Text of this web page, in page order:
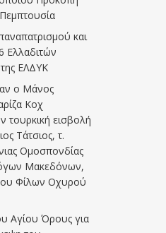
και
Ελλαδιτών
ΕΛΔΥΚ
ο Μάνος
Κοχ
τουρκική εισβολή
Τάτσιος, τ.
Ομοσπονδίας
Μακεδόνων,
Φίλων Οχυρού
Αγίου Όρους για